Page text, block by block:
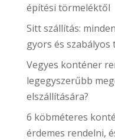
építési törmeléktől
Sitt szállítás:
gyors és
Vegyes konténer
legegyszerűbb
elszállítására?
6 köbméteres
érdemes rendelni,